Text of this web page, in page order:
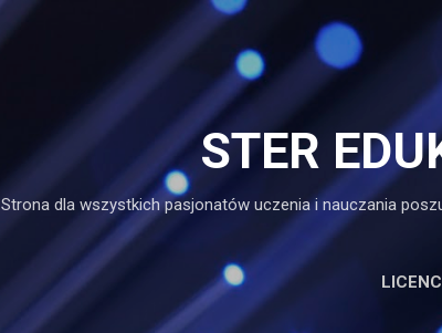
Przejdź do
STER
Strona dla wszystkich pasjonatów uczenia i nauczania